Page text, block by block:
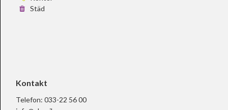
Städ
Kontakt
Telefon: 033-22 56 00